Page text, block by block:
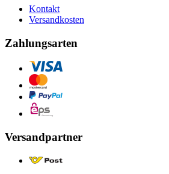
Kontakt
Versandkosten
Zahlungsarten
Versandpartner